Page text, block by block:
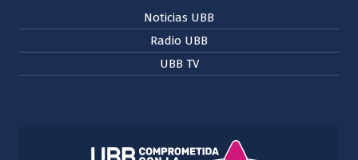
Noticias UBB
Radio UBB
UBB TV